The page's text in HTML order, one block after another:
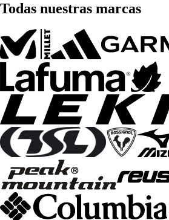
Todas nuestras marcas